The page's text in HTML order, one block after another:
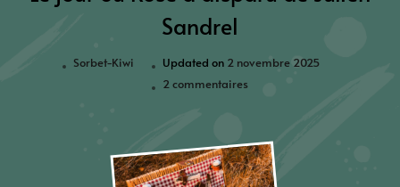
Sandrel
Sorbet-Kiwi Updated on 2 novembre 2025
2 commentaires